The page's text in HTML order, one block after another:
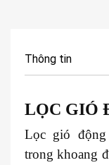
Thông tin
LỌC GIÓ
Lọc gió
trong khoang